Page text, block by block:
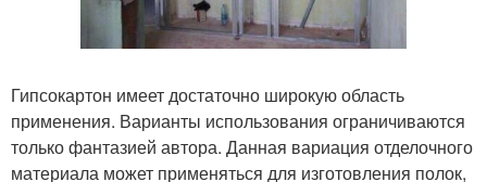
Гипсокартон имеет достаточно широкую область
применения. Варианты использования ограничиваются
только фантазией автора. Данная вариация отделочного
материала может применяться для изготовления полок,